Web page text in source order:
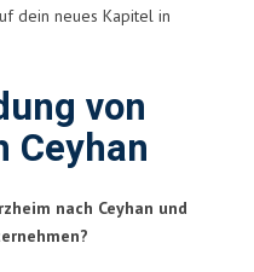
dein neues Kapitel in
von
Ceyhan
nach Ceyhan und